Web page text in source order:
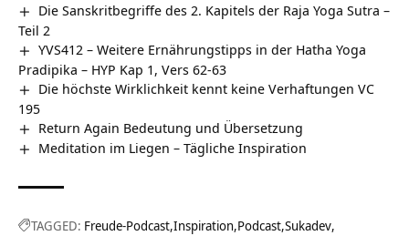
Die Sanskritbegriffe des 2. Kapitels der Raja Yoga Sutra –
Teil 2
YVS412 – Weitere Ernährungstipps in der Hatha Yoga
Pradipika – HYP Kap 1, Vers 62-63
Die höchste Wirklichkeit kennt keine Verhaftungen VC
195
Return Again Bedeutung und Übersetzung
Meditation im Liegen – Tägliche Inspiration
TAGGED: Freude-Podcast Inspiration Podcast Sukadev